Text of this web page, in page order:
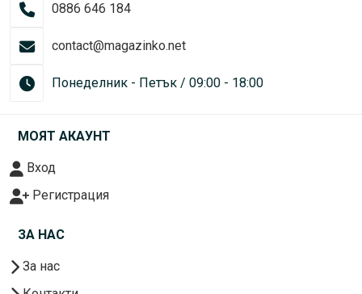
0886 646 184
contact@magazinko.net
Понеделник - Петък / 09:00 - 18:00
МОЯТ АКАУНТ
Вход
Регистрация
ЗА НАС
За нас